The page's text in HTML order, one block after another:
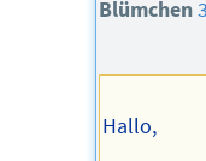
Blümchen
Hallo,